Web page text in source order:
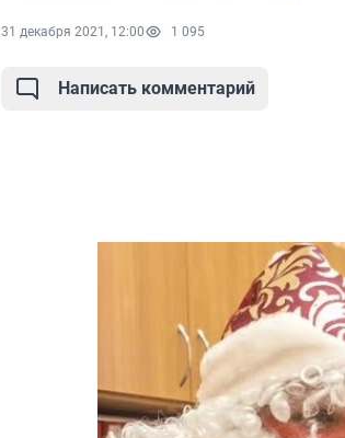
31 декабря 2021, 12:00 1 095
Написать комментарий